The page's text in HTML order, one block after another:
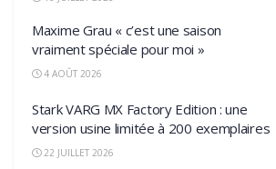
Maxime Grau « c’est une saison
vraiment spéciale pour moi »
4 AOÛT 2026
Stark VARG MX Factory Edition : une
version usine limitée à 200 exemplaires
22 JUILLET 2026